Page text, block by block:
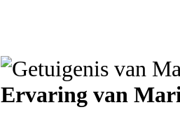
Ervaring van